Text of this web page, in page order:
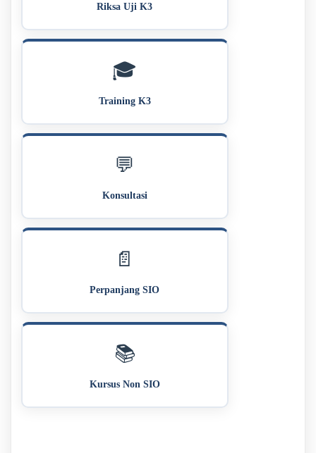
Riksa Uji K3
🎓
Training K3
💬
Konsultasi
📄
Perpanjang SIO
📚
Kursus Non SIO